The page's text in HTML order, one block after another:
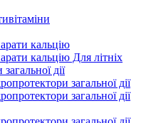
кальцію
кальцію Для літніх
дії
загальної дії
загальної дії